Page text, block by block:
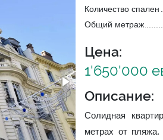
Количество спален
Общий метраж
Цена:
1'650'000
Описание:
Солидная
метрах от